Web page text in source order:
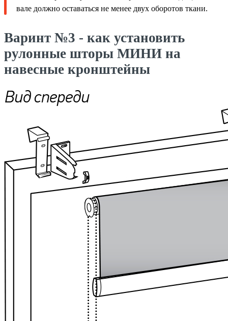
вале должно оставаться не менее двух оборотов ткани.
Варинт №3 - как установить
рулонные шторы МИНИ на
навесные кронштейны